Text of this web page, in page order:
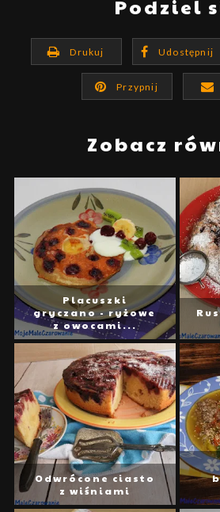
Podziel
Drukuj Udostępnij
Przypnij
Zobacz
Placuszki
gryczano - ryżowe
z owocami...
Odwrócone ciasto
z wiśniami